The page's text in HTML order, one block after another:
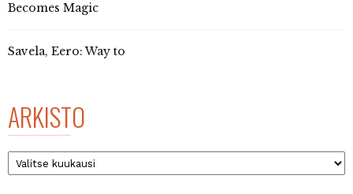
Becomes Magic
Savela, Eero: Way to
ARKISTO
Arkisto